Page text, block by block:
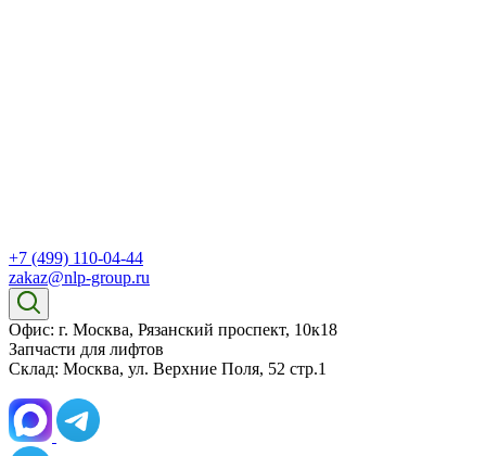
+7 (499) 110-04-44
zakaz@nlp-group.ru
Офис: г. Москва, Рязанский проспект, 10к18
Запчасти для лифтов
Склад: Москва, ул. Верхние Поля, 52 стр.1